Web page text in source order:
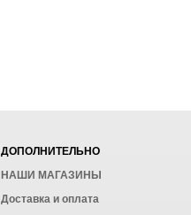
ДОПОЛНИТЕЛЬНО
НАШИ МАГАЗИНЫ
Доставка и оплата